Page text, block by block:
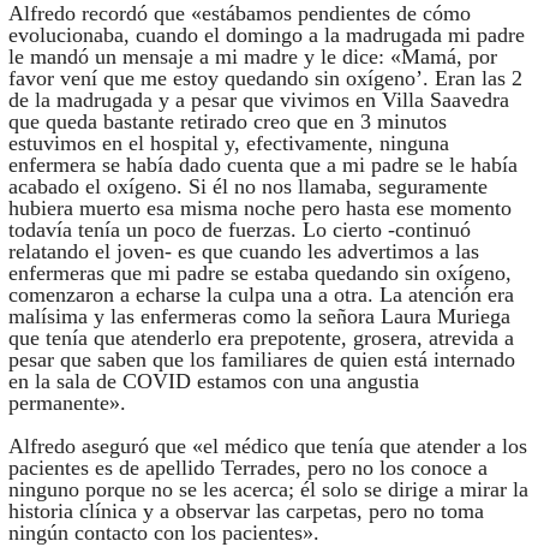
Alfredo recordó que «estábamos pendientes de cómo
evolucionaba, cuando el domingo a la madrugada mi padre
le mandó un mensaje a mi madre y le dice: «Mamá, por
favor vení que me estoy quedando sin oxígeno’. Eran las 2
de la madrugada y a pesar que vivimos en Villa Saavedra
que queda bastante retirado creo que en 3 minutos
estuvimos en el hospital y, efectivamente, ninguna
enfermera se había dado cuenta que a mi padre se le había
acabado el oxígeno. Si él no nos llamaba, seguramente
hubiera muerto esa misma noche pero hasta ese momento
todavía tenía un poco de fuerzas. Lo cierto -continuó
relatando el joven- es que cuando les advertimos a las
enfermeras que mi padre se estaba quedando sin oxígeno,
comenzaron a echarse la culpa una a otra. La atención era
malísima y las enfermeras como la señora Laura Muriega
que tenía que atenderlo era prepotente, grosera, atrevida a
pesar que saben que los familiares de quien está internado
en la sala de COVID estamos con una angustia
permanente».
Alfredo aseguró que «el médico que tenía que atender a los
pacientes es de apellido Terrades, pero no los conoce a
ninguno porque no se les acerca; él solo se dirige a mirar la
historia clínica y a observar las carpetas, pero no toma
ningún contacto con los pacientes».